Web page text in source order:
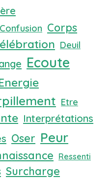
Confusion Corps
Deuil
Ecoute
Etre
Interprétations
Oser Peur
Ressenti
Surcharge